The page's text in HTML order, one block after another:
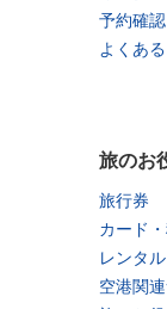
予約確
よくあ
旅のお
旅行券
カード
レンタ
空港関